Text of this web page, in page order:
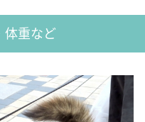
体重など